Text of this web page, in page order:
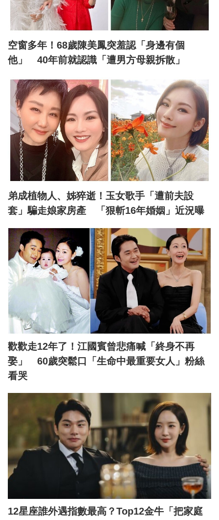
空窗多年！68歲陳美鳳突羞認「身邊有個
他」 40年前就認識「遭男方母親拆散」
弟成植物人、姊猝逝！玉女歌手「遭前夫設
套」騙走娘家房產 「狠斬16年婚姻」近況曝
歡歡走12年了！江國賓曾悲痛喊「終身不再
娶」 60歲突鬆口「生命中最重要女人」粉絲
看哭
12星座誰外遇指數最高？Top12金牛「把家庭